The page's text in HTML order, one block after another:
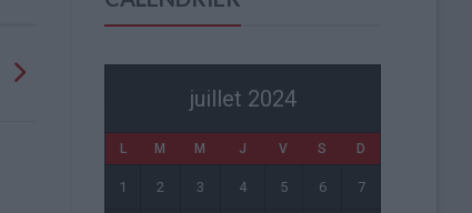
juillet 2024
L M M J V S D
1 2 3 4 5 6 7